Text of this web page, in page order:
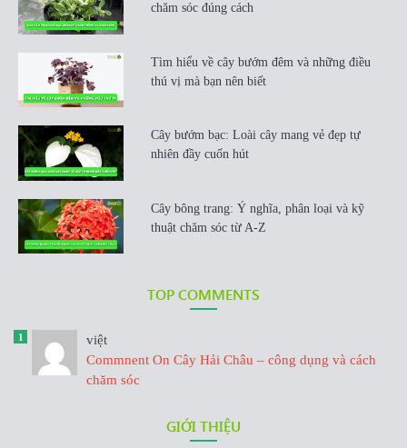
chăm sóc đúng cách
Tìm hiểu về cây bướm đêm và những điều
thú vị mà bạn nên biết
Cây bướm bạc: Loài cây mang vẻ đẹp tự
nhiên đầy cuốn hút
Cây bông trang: Ý nghĩa, phân loại và kỹ
thuật chăm sóc từ A-Z
TOP COMMENTS
1
việt
Commnent On Cây Hải Châu – công dụng và cách
chăm sóc
GIỚI THIỆU